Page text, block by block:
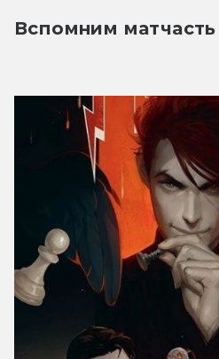
Вспомним матчасть